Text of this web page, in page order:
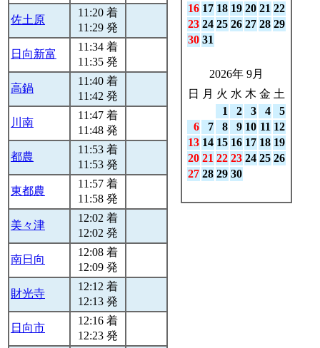
佐土原
11:20 着
11:29 発
日向新富
11:34 着
11:35 発
高鍋
11:40 着
11:42 発
川南
11:47 着
11:48 発
都農
11:53 着
11:53 発
東都農
11:57 着
11:58 発
美々津
12:02 着
12:02 発
南日向
12:08 着
12:09 発
財光寺
12:12 着
12:13 発
日向市
12:16 着
12:23 発
16 17 18 19 20 21 22
23 24 25 26 27 28 29
30 31
2026年 9月
日
月 火 水 木 金 土
1
2 3 4
5
6
7 8 9 10 11 12
13 14 15 16 17 18 19
20 21 22 23 24 25 26
27 28 29 30